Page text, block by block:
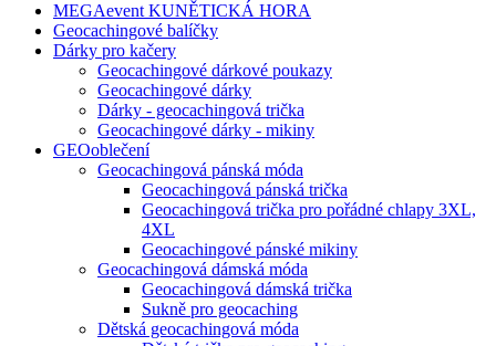
MEGAevent KUNĚTICKÁ HORA
Geocachingové balíčky
Dárky pro kačery
Geocachingové dárkové poukazy
Geocachingové dárky
Dárky - geocachingová trička
Geocachingové dárky - mikiny
GEOoblečení
Geocachingová pánská móda
Geocachingová pánská trička
Geocachingová trička pro pořádné chlapy 3XL,
4XL
Geocachingové pánské mikiny
Geocachingová dámská móda
Geocachingová dámská trička
Sukně pro geocaching
Dětská geocachingová móda